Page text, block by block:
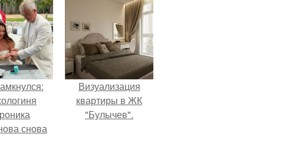
снова
Визуализация
квартиры в ЖК
"Булычев".